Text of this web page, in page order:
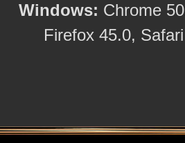
Windows: Chrome
Firefox 45.0,